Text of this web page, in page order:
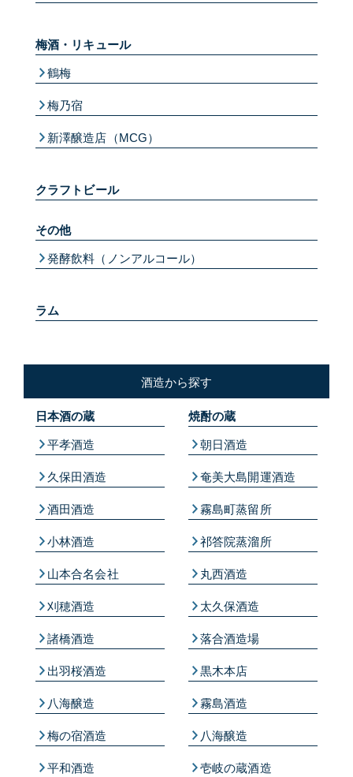
梅酒・リキュール
鶴梅
梅乃宿
新澤醸造店（MCG）
クラフトビール
その他
発酵飲料（ノンアルコール）
ラム
酒造から探す
日本酒の蔵
平孝酒造
久保田酒造
酒田酒造
小林酒造
山本合名会社
刈穂酒造
諸橋酒造
出羽桜酒造
八海醸造
梅の宿酒造
平和酒造
焼酎の蔵
朝日酒造
奄美大島開運酒造
霧島町蒸留所
祁答院蒸溜所
丸西酒造
太久保酒造
落合酒造場
黒木本店
霧島酒造
八海醸造
壱岐の蔵酒造